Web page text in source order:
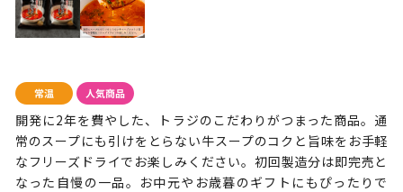
開発に2年を費やした、トラジのこだわりがつまった商品。通
常のスープにも引けをとらない牛スープのコクと旨味をお手軽
なフリーズドライでお楽しみください。初回製造分は即完売と
なった自慢の一品。お中元やお歳暮のギフトにもぴったりで